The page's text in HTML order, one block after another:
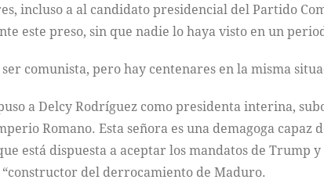
incluso a al candidato presidencial del Partido
este preso, sin que nadie lo haya visto en un
comunista, pero hay centenares en la misma
a Delcy Rodríguez como presidenta interina,
Romano. Esta señora es una demagoga
está dispuesta a aceptar los mandatos de Trump
del derrocamiento de Maduro.